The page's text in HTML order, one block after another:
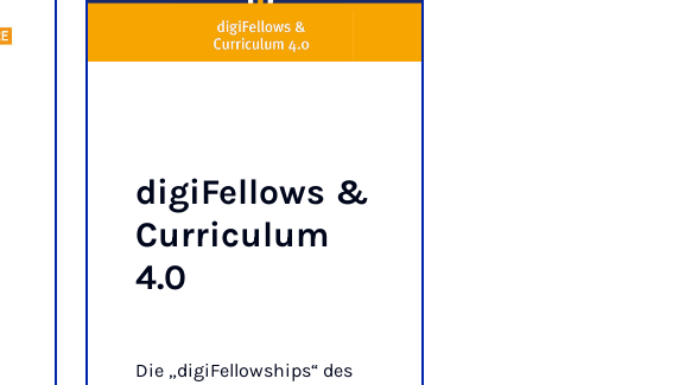
di­gi­Fel­lows &
Cur­ri­cu­lum
4.0
Die „digiFellowships“ des